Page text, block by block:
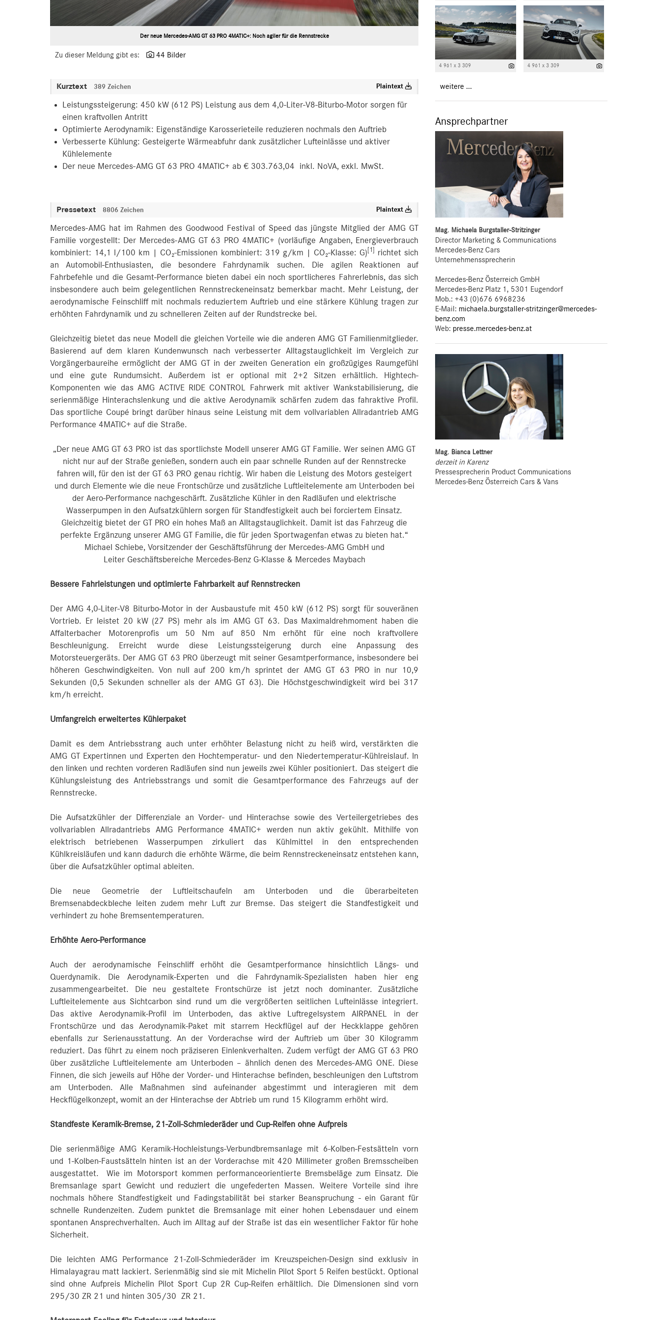
Der neue Mercedes-AMG GT 63 PRO 4MATIC+: Noch agiler für die Rennstrecke
Zu dieser Meldung gibt es: 44 Bilder
Kurztext 389 Zeichen Plaintext
Leistungssteigerung: 450 kW (612 PS) Leistung aus dem 4,0-Liter-V8-Biturbo-Motor sorgen für
einen kraftvollen Antritt
Optimierte Aerodynamik: Eigenständige Karosserieteile reduzieren nochmals den Auftrieb
Verbesserte Kühlung: Gesteigerte Wärmeabfuhr dank zusätzlicher Lufteinlässe und aktiver
Kühlelemente
Der neue Mercedes-AMG GT 63 PRO 4MATIC+ ab € 303.763,04 inkl. NoVA, exkl. MwSt.
Pressetext 8806 Zeichen Plaintext
Mercedes-AMG hat im Rahmen des Goodwood Festival of Speed das jüngste Mitglied der AMG GT
Familie vorgestellt: Der Mercedes-AMG GT 63 PRO 4MATIC+ (vorläufige Angaben, Energieverbrauch
kombiniert: 14,1 l/100 km | CO₂-Emissionen kombiniert: 319 g/km | CO₂-Klasse: G) [1]
richtet sich
an Automobil-Enthusiasten, die besondere Fahrdynamik suchen. Die agilen Reaktionen auf
Fahrbefehle und die Gesamt-Performance bieten dabei ein noch sportlicheres Fahrerlebnis, das sich
insbesondere auch beim gelegentlichen Rennstreckeneinsatz bemerkbar macht. Mehr Leistung, der
aerodynamische Feinschliff mit nochmals reduziertem Auftrieb und eine stärkere Kühlung tragen zur
erhöhten Fahrdynamik und zu schnelleren Zeiten auf der Rundstrecke bei.
Gleichzeitig bietet das neue Modell die gleichen Vorteile wie die anderen AMG GT Familienmitglieder.
Basierend auf dem klaren Kundenwunsch nach verbesserter Alltagstauglichkeit im Vergleich zur
Vorgängerbaureihe ermöglicht der AMG GT in der zweiten Generation ein großzügiges Raumgefühl
und eine gute Rundumsicht. Außerdem ist er optional mit 2+2 Sitzen erhältlich. Hightech-
Komponenten wie das AMG ACTIVE RIDE CONTROL Fahrwerk mit aktiver Wankstabilisierung, die
serienmäßige Hinterachslenkung und die aktive Aerodynamik schärfen zudem das fahraktive Profil.
Das sportliche Coupé bringt darüber hinaus seine Leistung mit dem vollvariablen Allradantrieb AMG
Performance 4MATIC+ auf die Straße.
„Der neue AMG GT 63 PRO ist das sportlichste Modell unserer AMG GT Familie. Wer seinen AMG GT
nicht nur auf der Straße genießen, sondern auch ein paar schnelle Runden auf der Rennstrecke
fahren will, für den ist der GT 63 PRO genau richtig. Wir haben die Leistung des Motors gesteigert
und durch Elemente wie die neue Frontschürze und zusätzliche Luftleitelemente am Unterboden bei
der Aero-Performance nachgeschärft. Zusätzliche Kühler in den Radläufen und elektrische
Wasserpumpen in den Aufsatzkühlern sorgen für Standfestigkeit auch bei forciertem Einsatz.
Gleichzeitig bietet der GT PRO ein hohes Maß an Alltagstauglichkeit. Damit ist das Fahrzeug die
perfekte Ergänzung unserer AMG GT Familie, die für jeden Sportwagenfan etwas zu bieten hat.“
Michael Schiebe, Vorsitzender der Geschäftsführung der Mercedes-AMG GmbH und
Leiter Geschäftsbereiche Mercedes-Benz G-Klasse & Mercedes Maybach
Bessere Fahrleistungen und optimierte Fahrbarkeit auf Rennstrecken
Der AMG 4,0-Liter-V8 Biturbo-Motor in der Ausbaustufe mit 450 kW (612 PS) sorgt für souveränen
Vortrieb. Er leistet 20 kW (27 PS) mehr als im AMG GT 63. Das Maximaldrehmoment haben die
Affalterbacher Motorenprofis um 50 Nm auf 850 Nm erhöht für eine noch kraftvollere
Beschleunigung. Erreicht wurde diese Leistungssteigerung durch eine Anpassung des
Motorsteuergeräts. Der AMG GT 63 PRO überzeugt mit seiner Gesamtperformance, insbesondere bei
höheren Geschwindigkeiten. Von null auf 200 km/h sprintet der AMG GT 63 PRO in nur 10,9
Sekunden (0,5 Sekunden schneller als der AMG GT 63). Die Höchstgeschwindigkeit wird bei 317
km/h erreicht.
Umfangreich erweitertes Kühlerpaket
Damit es dem Antriebsstrang auch unter erhöhter Belastung nicht zu heiß wird, verstärkten die
AMG GT Expertinnen und Experten den Hochtemperatur- und den Niedertemperatur-Kühlreislauf. In
den linken und rechten vorderen Radläufen sind nun jeweils zwei Kühler positioniert. Das steigert die
Kühlungsleistung des Antriebsstrangs und somit die Gesamtperformance des Fahrzeugs auf der
Rennstrecke.
Die Aufsatzkühler der Differenziale an Vorder- und Hinterachse sowie des Verteilergetriebes des
vollvariablen Allradantriebs AMG Performance 4MATIC+ werden nun aktiv gekühlt. Mithilfe von
elektrisch betriebenen Wasserpumpen zirkuliert das Kühlmittel in den entsprechenden
Kühlkreisläufen und kann dadurch die erhöhte Wärme, die beim Rennstreckeneinsatz entstehen kann,
über die Aufsatzkühler optimal ableiten.
Die neue Geometrie der Luftleitschaufeln am Unterboden und die überarbeiteten
Bremsenabdeckbleche leiten zudem mehr Luft zur Bremse. Das steigert die Standfestigkeit und
verhindert zu hohe Bremsentemperaturen.
Erhöhte Aero-Performance
Auch der aerodynamische Feinschliff erhöht die Gesamtperformance hinsichtlich Längs- und
Querdynamik. Die Aerodynamik-Experten und die Fahrdynamik-Spezialisten haben hier eng
zusammengearbeitet. Die neu gestaltete Frontschürze ist jetzt noch dominanter. Zusätzliche
Luftleitelemente aus Sichtcarbon sind rund um die vergrößerten seitlichen Lufteinlässe integriert.
Das aktive Aerodynamik-Profil im Unterboden, das aktive Luftregelsystem AIRPANEL in der
Frontschürze und das Aerodynamik-Paket mit starrem Heckflügel auf der Heckklappe gehören
ebenfalls zur Serienausstattung. An der Vorderachse wird der Auftrieb um über 30 Kilogramm
reduziert. Das führt zu einem noch präziseren Einlenkverhalten. Zudem verfügt der AMG GT 63 PRO
über zusätzliche Luftleitelemente am Unterboden – ähnlich denen des Mercedes‑AMG ONE. Diese
Finnen, die sich jeweils auf Höhe der Vorder- und Hinterachse befinden, beschleunigen den Luftstrom
am Unterboden. Alle Maßnahmen sind aufeinander abgestimmt und interagieren mit dem
Heckflügelkonzept, womit an der Hinterachse der Abtrieb um rund 15 Kilogramm erhöht wird.
Standfeste Keramik-Bremse, 21-Zoll-Schmiederäder und Cup-Reifen ohne Aufpreis
Die serienmäßige AMG Keramik-Hochleistungs-Verbundbremsanlage mit 6‑Kolben‑Festsätteln vorn
und 1‑Kolben-Faustsätteln hinten ist an der Vorderachse mit 420 Millimeter großen Bremsscheiben
ausgestattet. Wie im Motorsport kommen performanceorientierte Bremsbeläge zum Einsatz. Die
Bremsanlage spart Gewicht und reduziert die ungefederten Massen. Weitere Vorteile sind ihre
nochmals höhere Standfestigkeit und Fadingstabilität bei starker Beanspruchung ‑ ein Garant für
schnelle Rundenzeiten. Zudem punktet die Bremsanlage mit einer hohen Lebensdauer und einem
spontanen Ansprechverhalten. Auch im Alltag auf der Straße ist das ein wesentlicher Faktor für hohe
Sicherheit.
Die leichten AMG Performance 21-Zoll-Schmiederäder im Kreuzspeichen‑Design sind exklusiv in
Himalayagrau matt lackiert. Serienmäßig sind sie mit Michelin Pilot Sport 5 Reifen bestückt. Optional
sind ohne Aufpreis Michelin Pilot Sport Cup 2R Cup-Reifen erhältlich. Die Dimensionen sind vorn
295/30 ZR 21 und hinten 305/30 ZR 21.
4 961 x 3 309 4 961 x 3 309
weitere ...
Ansprechpartner
Mag. Michaela Burgstaller-Stritzinger
Director Marketing & Communications
Mercedes-Benz Cars
Unternehmenssprecherin
Mercedes-Benz Österreich GmbH
Mercedes-Benz Platz 1, 5301 Eugendorf
Mob.:+43 (0)676 6968236
E-Mail: michaela.burgstaller-stritzinger@mercedes-
benz.com
Web: presse.mercedes-benz.at
Mag. Bianca Lettner
derzeit in Karenz
Pressesprecherin Product Communications
Mercedes-Benz Österreich Cars & Vans